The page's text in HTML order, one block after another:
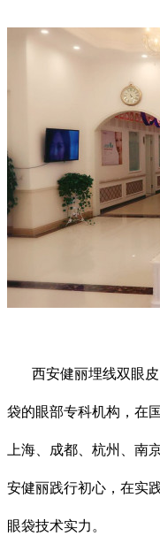
西安健丽埋线双眼皮
袋的眼部专科机构，在
上海、成都、杭州、南
安健丽践行初心，在实
眼袋技术实力。